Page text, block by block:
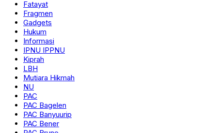
Fatayat
Fragmen
Gadgets
Hukum
Informasi
IPNU IPPNU
Kiprah
LBH
Mutiara Hikmah
NU
PAC
PAC Bagelen
PAC Banyuurip
PAC Bener